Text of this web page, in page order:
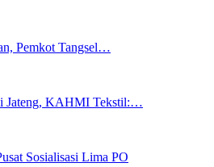
Pemkot Tangsel…
Jateng, KAHMI Tekstil:…
Sosialisasi Lima PO